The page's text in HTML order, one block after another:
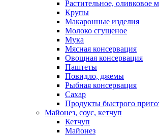
Растительное, оливковое
Крупы
Макаронные изделия
Молоко сгущеное
Мука
Мясная консервация
Овощная консервация
Паштеты
Повидло, джемы
Рыбная консервация
Сахар
Продукты быстрого
Майонез, соус, кетчуп
Кетчуп
Майонез